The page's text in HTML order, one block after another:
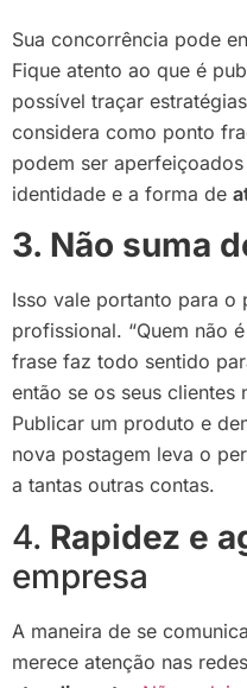
Sua concorrência pode
Fique atento ao que é
possível traçar
considera como ponto
podem ser
identidade e a forma de
3. Não suma
Isso vale portanto para o
profissional. “Quem não
frase faz todo sentido
então se os seus clientes
Publicar um produto e
nova postagem leva o
a tantas outras contas.
4. Rapidez e
empresa
A maneira de se
merece atenção nas